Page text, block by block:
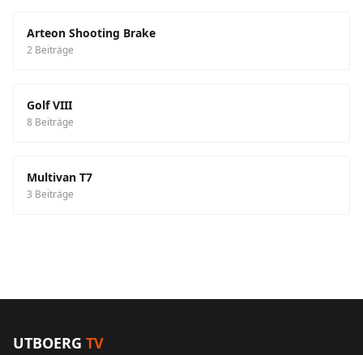
Arteon Shooting Brake
2 Beiträge
Golf VIII
8 Beiträge
Multivan T7
3 Beiträge
UTBOERG TV